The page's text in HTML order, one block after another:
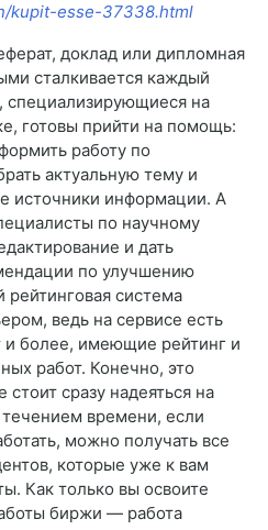
kupit-esse-37338.html
доклад или дипломная
сталкивается каждый
специализирующиеся на
готовы прийти на помощь:
работу по
актуальную тему и
источники информации. А
по научному
и дать
по улучшению
рейтинговая система
ведь на сервисе есть
более, имеющие рейтинг и
работ. Конечно, это
сразу надеяться на
времени, если
можно получать все
которые уже к вам
Как только вы освоите
биржи — работа